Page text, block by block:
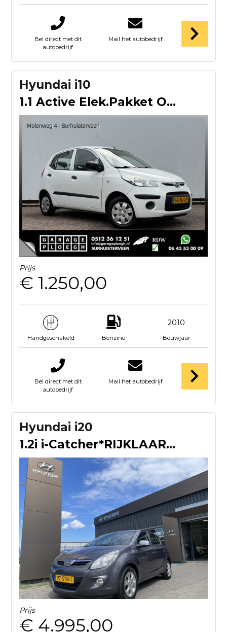
Bel direct met dit
autobedrijf
Mail het autobedrijf
Hyundai i10
1.1 Active Elek.Pakket Orig.NL Zuinig Voll.Onderhouden APK 1
Prijs
€ 1.250,00
Handgeschakeld Benzine
2010
Bouwjaar
Bel direct met dit
autobedrijf
Mail het autobedrijf
Hyundai i20
1.2i i-Catcher*RIJKLAARPRIJS*
Prijs
€ 4.995,00